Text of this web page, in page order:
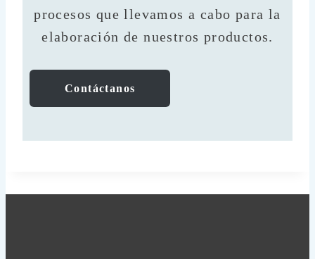
procesos que llevamos a cabo para la
elaboración de nuestros productos.
Contáctanos